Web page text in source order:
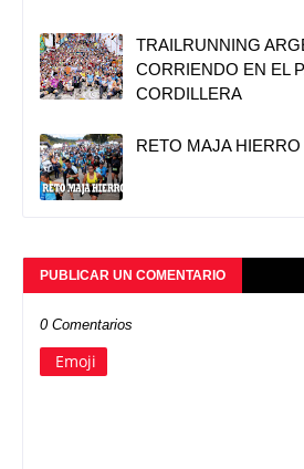
TRAILRUNNING
CORRIENDO EN EL
CORDILLERA
RETO MAJA HIERRO
PUBLICAR UN COMENTARIO
0 Comentarios
Emoji